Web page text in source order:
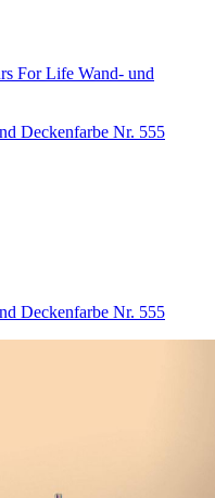
For Life Wand- und
Deckenfarbe Nr. 555
Deckenfarbe Nr. 555